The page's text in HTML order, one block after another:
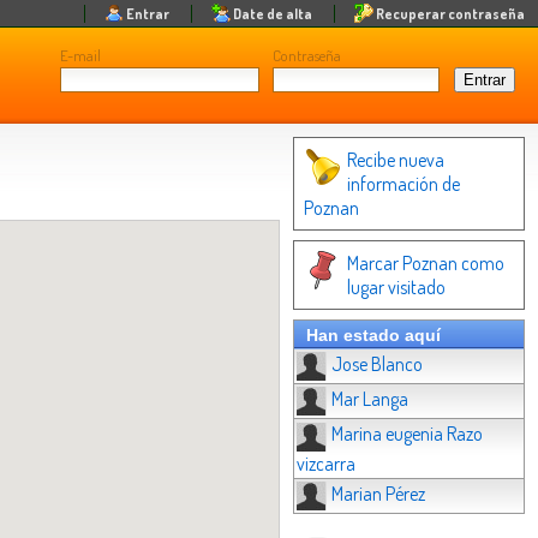
E-mail Contraseña
Entrar Date de alta Recuperar contraseña
Recibe nueva
información de
Poznan
Marcar Poznan como
lugar visitado
Han estado aquí
Jose Blanco
Mar Langa
Marina eugenia Razo
vizcarra
Marian Pérez